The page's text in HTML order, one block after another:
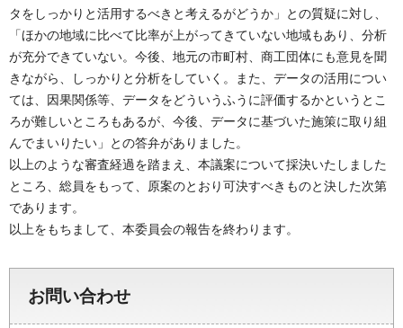
タをしっかりと活用するべきと考えるがどうか」との質疑に対し、
「ほかの地域に比べて比率が上がってきていない地域もあり、分析
が充分できていない。今後、地元の市町村、商工団体にも意見を聞
きながら、しっかりと分析をしていく。また、データの活用につい
ては、因果関係等、データをどういうふうに評価するかというとこ
ろが難しいところもあるが、今後、データに基づいた施策に取り組
んでまいりたい」との答弁がありました。
以上のような審査経過を踏まえ、本議案について採決いたしました
ところ、総員をもって、原案のとおり可決すべきものと決した次第
であります。
以上をもちまして、本委員会の報告を終わります。
お問い合わせ